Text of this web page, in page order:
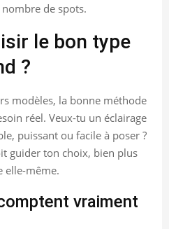
de spots.
le bon type
?
modèles, la bonne méthode
réel. Veux-tu un éclairage
puissant ou facile à poser ?
guider ton choix, bien plus
elle-même.
vraiment